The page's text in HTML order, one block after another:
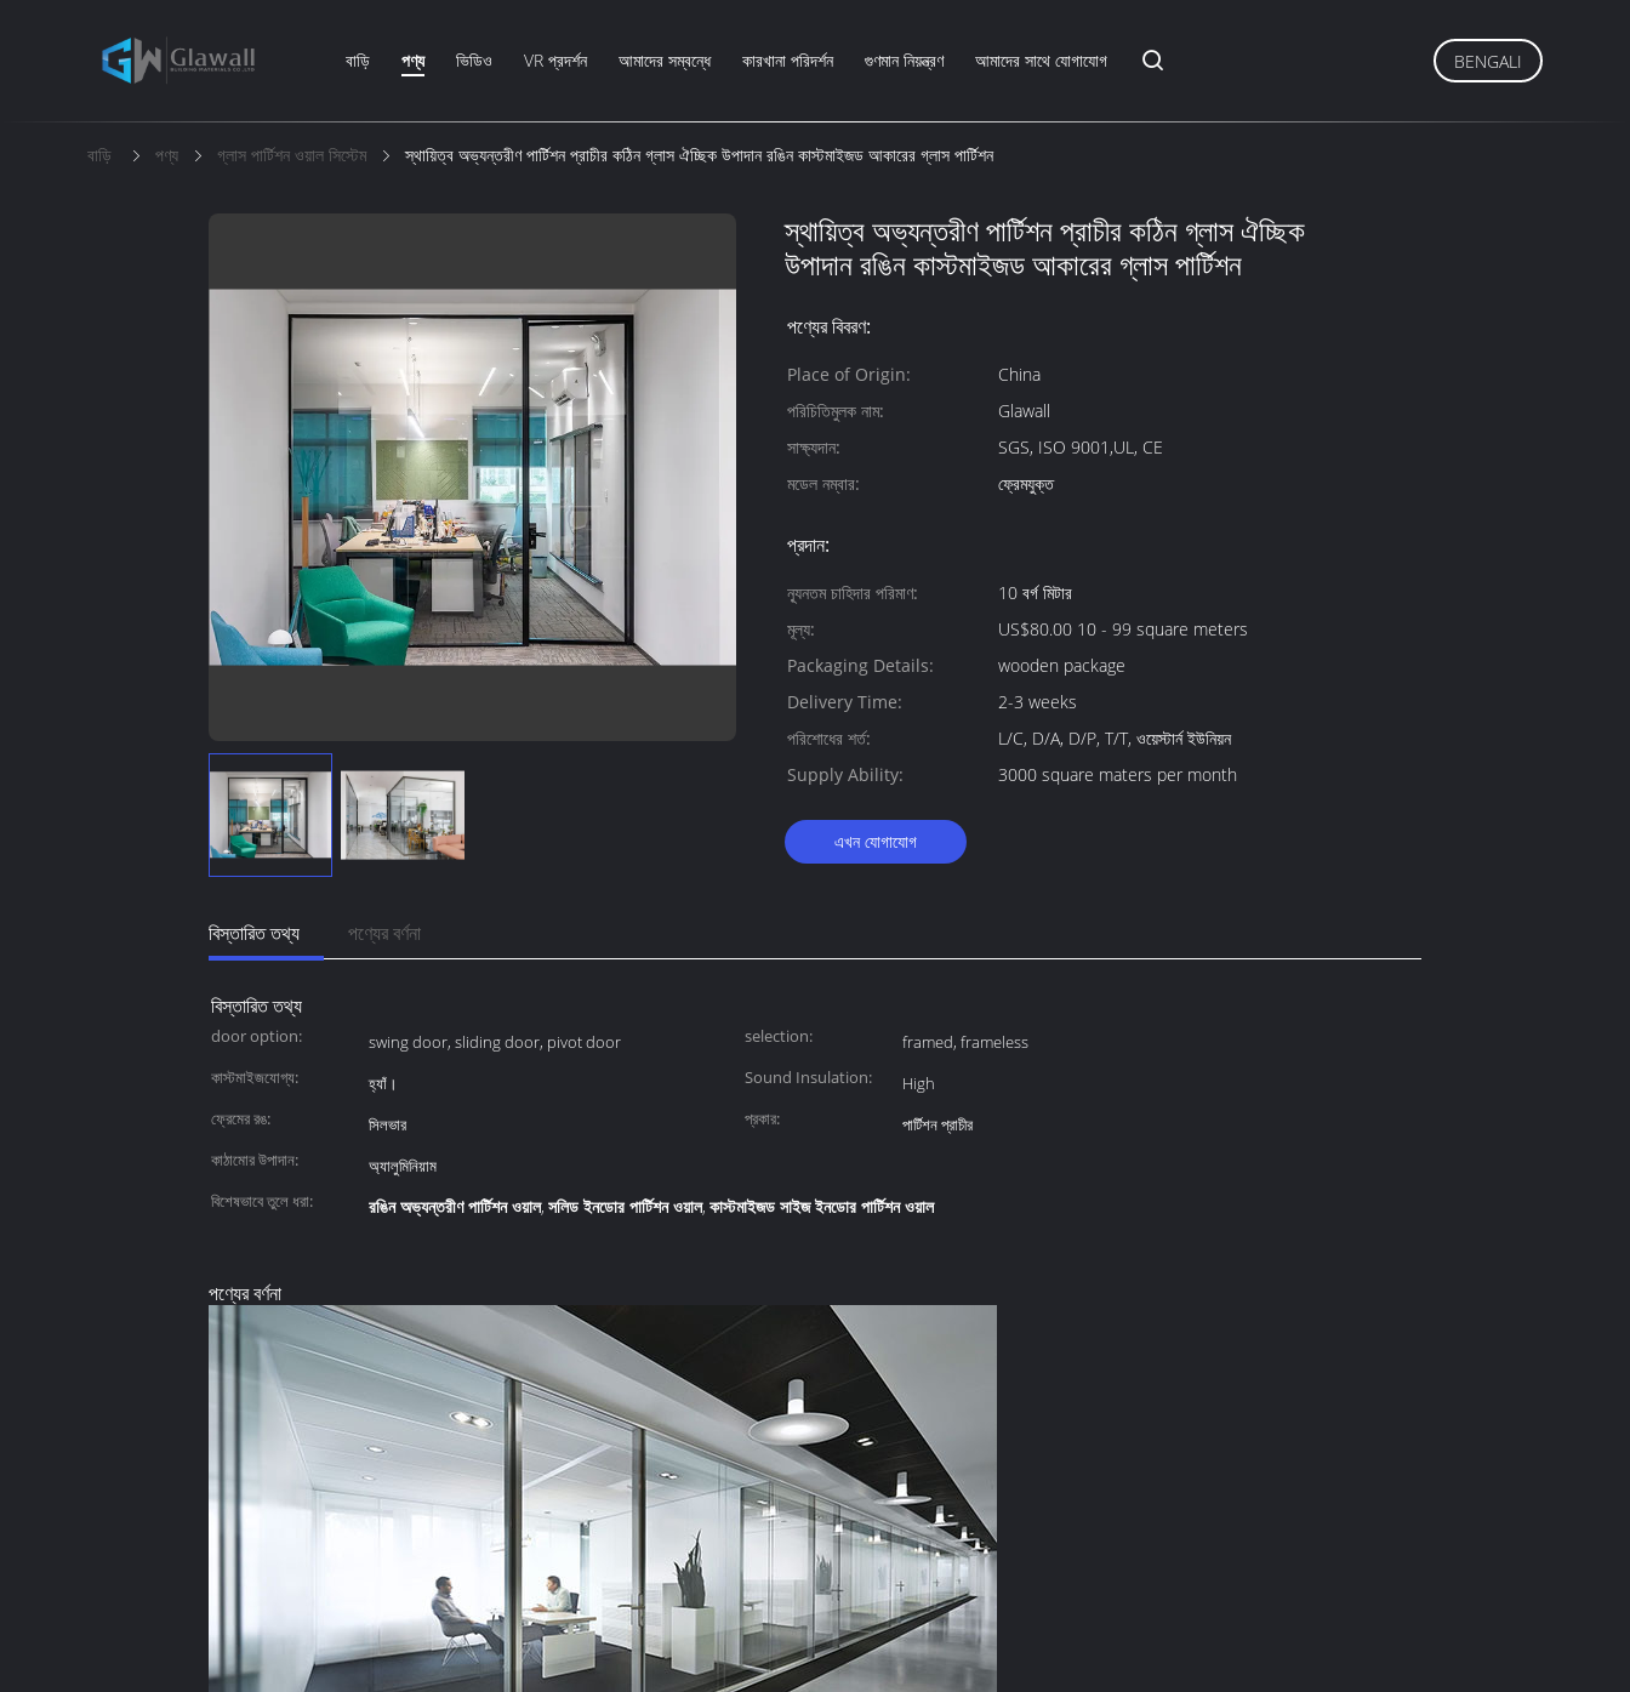
বাড়ি পণ্য ভিডিও VR প্রদর্শন আমাদের সম্বন্ধে কারখানা পরিদর্শন গুণমান নিয়ন্ত্রণ আমাদের সাথে যোগাযোগ BENGALI
বাড়ি পণ্য গ্লাস পার্টিশন ওয়াল সিস্টেম স্থায়িত্ব অভ্যন্তরীণ পার্টিশন প্রাচীর কঠিন গ্লাস ঐচ্ছিক উপাদান রঙিন কাস্টমাইজড আকারের গ্লাস পার্টিশন
স্থায়িত্ব অভ্যন্তরীণ পার্টিশন প্রাচীর কঠিন গ্লাস ঐচ্ছিক
উপাদান রঙিন কাস্টমাইজড আকারের গ্লাস পার্টিশন
পণ্যের বিবরণ:
Place of Origin:
China
পরিচিতিমুলক নাম:
Glawall
সাক্ষ্যদান:
SGS, ISO 9001,UL, CE
মডেল নম্বার:
ফ্রেমযুক্ত
প্রদান:
ন্যূনতম চাহিদার পরিমাণ:
10 বর্গ মিটার
মূল্য:
US$80.00 10 - 99 square meters
Packaging Details:
wooden package
Delivery Time:
2-3 weeks
পরিশোধের শর্ত:
L/C, D/A, D/P, T/T, ওয়েস্টার্ন ইউনিয়ন
Supply Ability:
3000 square maters per month
এখন যোগাযোগ
বিস্তারিত তথ্য পণ্যের বর্ণনা
বিস্তারিত তথ্য
door option: swing door, sliding door, pivot door selection:
framed, frameless
কাস্টমাইজযোগ্য:
হ্যাঁ। Sound Insulation:
High
ফ্রেমের রঙ:
সিলভার প্রকার:
পার্টিশন প্রাচীর
কাঠামোর উপাদান:
অ্যালুমিনিয়াম
বিশেষভাবে তুলে ধরা:
রঙিন অভ্যন্তরীণ পার্টিশন ওয়াল, সলিড ইনডোর পার্টিশন ওয়াল, কাস্টমাইজড সাইজ ইনডোর পার্টিশন ওয়াল
পণ্যের বর্ণনা